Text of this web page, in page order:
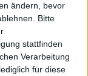
ändern, bevor
Bitte
stattfinden
Verarbeitung
für diese
Asien-
in